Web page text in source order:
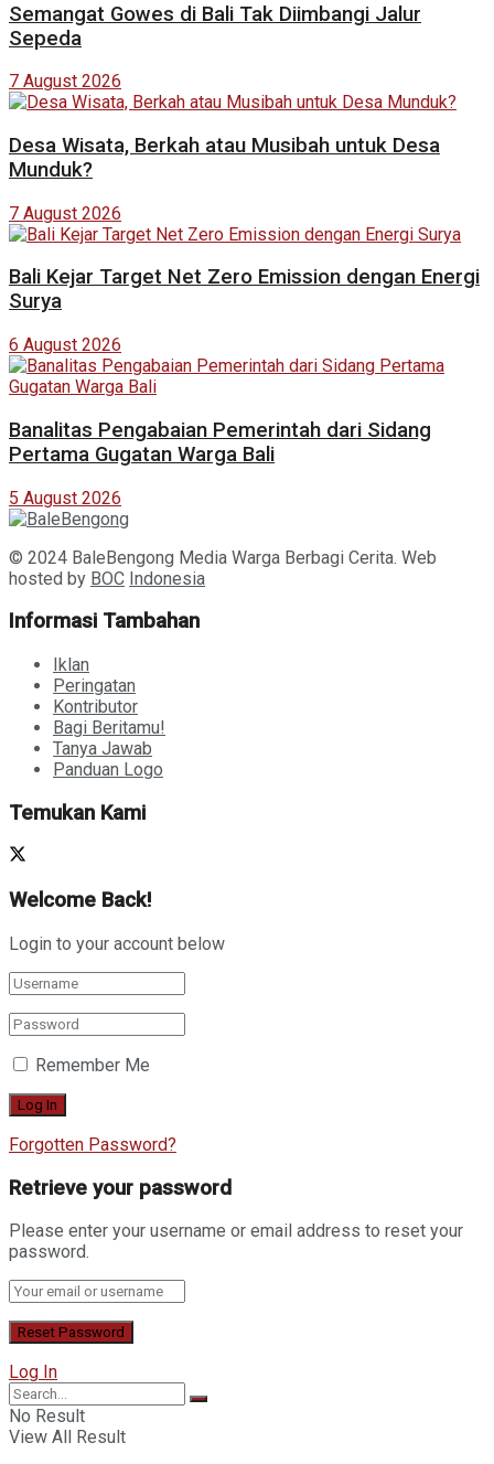
Semangat Gowes di Bali Tak Diimbangi Jalur
Sepeda
7 August 2026
Desa Wisata, Berkah atau Musibah untuk Desa
Munduk?
7 August 2026
Bali Kejar Target Net Zero Emission dengan Energi
Surya
6 August 2026
Banalitas Pengabaian Pemerintah dari Sidang
Pertama Gugatan Warga Bali
5 August 2026
© 2024 BaleBengong Media Warga Berbagi Cerita. Web
hosted by BOC Indonesia
Informasi Tambahan
Iklan
Peringatan
Kontributor
Bagi Beritamu!
Tanya Jawab
Panduan Logo
Temukan Kami
Welcome Back!
Login to your account below
Remember Me
Forgotten Password?
Retrieve your password
Please enter your username or email address to reset your
password.
Log In
No Result
View All Result